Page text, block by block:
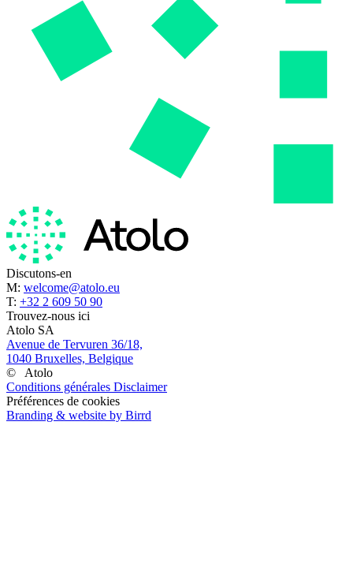
Discutons-en
M: welcome@atolo.eu
T: +32 2 609 50 90
Trouvez-nous ici
Atolo SA
Avenue de Tervuren 36/18,
1040 Bruxelles, Belgique
©
Atolo
Conditions générales Disclaimer
Préférences de cookies
Branding & website by Birrd